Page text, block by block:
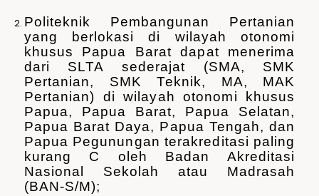
Politeknik Pembangunan Pertanian
yang berlokasi di wilayah otonomi
khusus Papua Barat dapat menerima
dari SLTA sederajat (SMA, SMK
Pertanian, SMK Teknik, MA, MAK
Pertanian) di wilayah otonomi khusus
Papua, Papua Barat, Papua Selatan,
Papua Barat Daya, Papua Tengah, dan
Papua Pegunungan terakreditasi paling
kurang C oleh Badan Akreditasi
Nasional Sekolah atau Madrasah
(BAN-S/M);